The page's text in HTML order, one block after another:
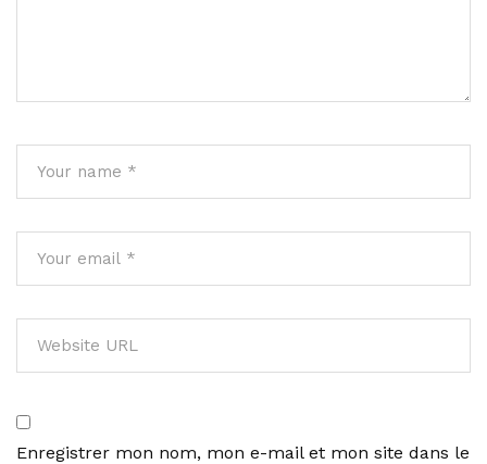
Enregistrer mon nom, mon e-mail et mon site dans le